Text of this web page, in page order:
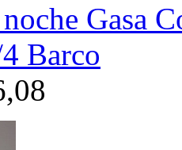
Gasa
Barco